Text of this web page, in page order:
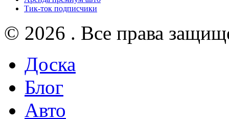
Тик-ток подписчики
© 2026 . Все права
Доска
Блог
Авто